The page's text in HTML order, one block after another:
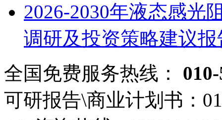
2026-2030年液态感光
调研及投资策略建议报
全国免费服务热线：
可研报告\商业计划书：